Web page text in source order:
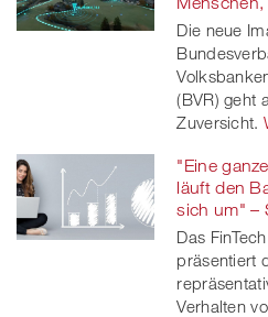
Die neue
(BVR) geht
Zuversicht.
"Eine
läuft den
sich um" –
Das
präsentiert
Verhalten